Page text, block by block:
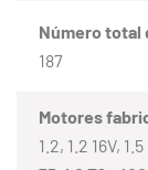
Número total
187
Motores
1.2, 1.2 16V,